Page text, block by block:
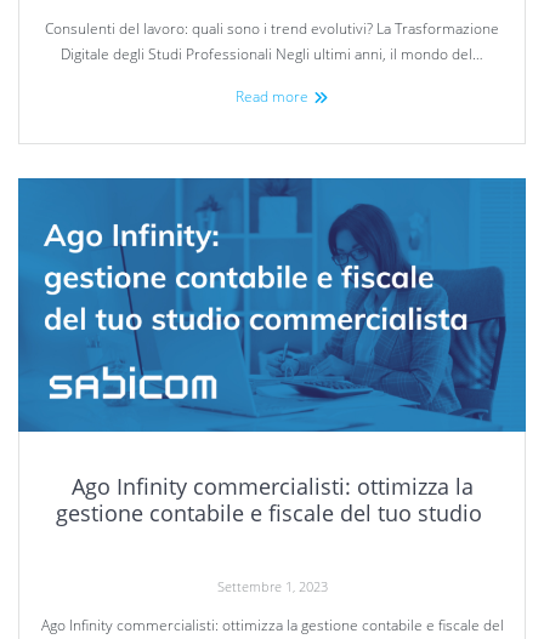
Consulenti del lavoro: quali sono i trend evolutivi? La Trasformazione
Digitale degli Studi Professionali Negli ultimi anni, il mondo del…
Read more
Ago Infinity commercialisti: ottimizza la
gestione contabile e fiscale del tuo studio
Settembre 1, 2023
Ago Infinity commercialisti: ottimizza la gestione contabile e fiscale del